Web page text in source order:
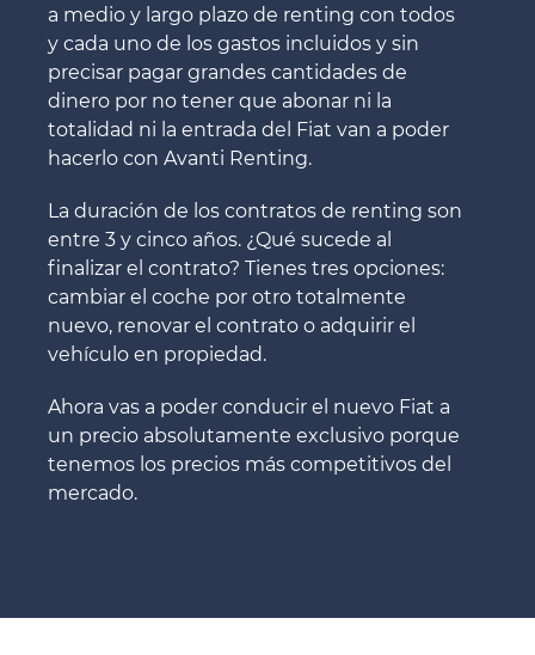
a medio y largo plazo de renting con todos
y cada uno de los gastos incluidos y sin
precisar pagar grandes cantidades de
dinero por no tener que abonar ni la
totalidad ni la entrada del Fiat van a poder
hacerlo con Avanti Renting.
La duración de los contratos de renting son
entre 3 y cinco años. ¿Qué sucede al
finalizar el contrato? Tienes tres opciones:
cambiar el coche por otro totalmente
nuevo, renovar el contrato o adquirir el
vehículo en propiedad.
Ahora vas a poder conducir el nuevo Fiat a
un precio absolutamente exclusivo porque
tenemos los precios más competitivos del
mercado.